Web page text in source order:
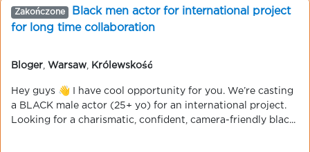
Zakończone
Black men actor for international project
for long time collaboration
Bloger Warsaw Królewskość
Hey guys 👋 I have cool opportunity for you. We’re casting
a BLACK male actor (25+ yo) for an international project.
Looking for a charismatic, confident, camera-friendly blac...